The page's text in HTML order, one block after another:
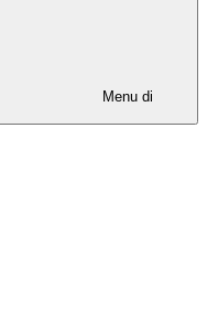
Menu di